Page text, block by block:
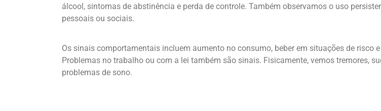
álcool, sintomas de abstinência e perda de controle. Também observamos o uso
pessoais ou sociais.
Os sinais comportamentais incluem aumento no consumo, beber em situações de risco
Problemas no trabalho ou com a lei também são sinais. Fisicamente, vemos tremores,
problemas de sono.